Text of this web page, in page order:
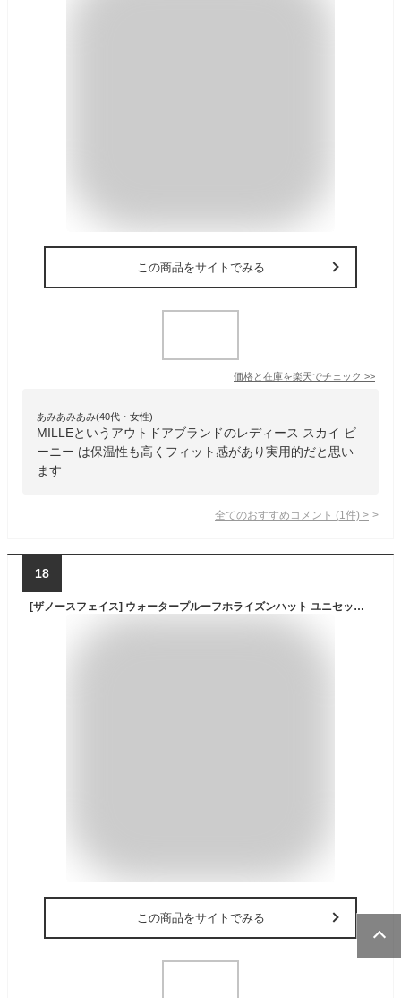
この商品をサイトでみる
価格と在庫を楽天でチェック >>
あみあみあみ(40代・女性)
MILLEというアウトドアブランドのレディース スカイ ビ
ーニー は保温性も高くフィット感があり実用的だと思い
ます
全てのおすすめコメント (1 件) >
18
[ザノースフェイス] ウォータープルーフホライズンハット ユニセックス 防水透湿 サイズ調整可能 あごひも取り外し可能 TNFネイビー M
この商品をサイトでみる